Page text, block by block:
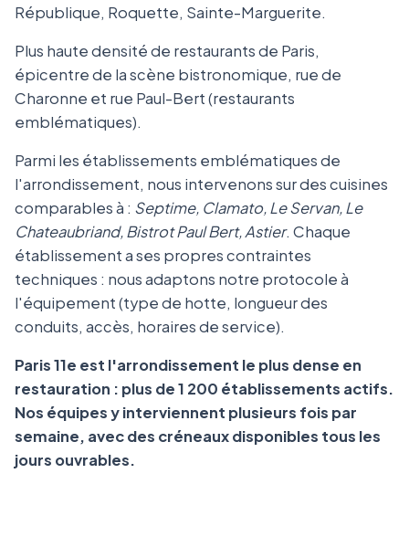
République, Roquette, Sainte-Marguerite.
Plus haute densité de restaurants de Paris,
épicentre de la scène bistronomique, rue de
Charonne et rue Paul-Bert (restaurants
emblématiques).
Parmi les établissements emblématiques de
l'arrondissement, nous intervenons sur des cuisines
comparables à : Septime, Clamato, Le Servan, Le
Chateaubriand, Bistrot Paul Bert, Astier. Chaque
établissement a ses propres contraintes
techniques : nous adaptons notre protocole à
l'équipement (type de hotte, longueur des
conduits, accès, horaires de service).
Paris 11e est l'arrondissement le plus dense en
restauration : plus de 1 200 établissements actifs.
Nos équipes y interviennent plusieurs fois par
semaine, avec des créneaux disponibles tous les
jours ouvrables.